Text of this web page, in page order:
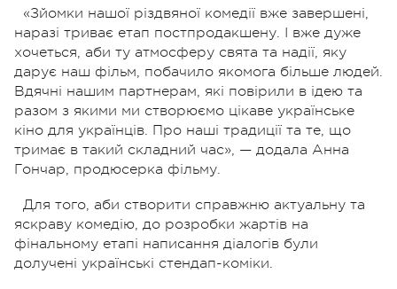
«Зйомки нашої різдвяної комедії вже завершені,
наразі триває етап постпродакшену. І вже дуже
хочеться, аби ту атмосферу свята та надії, яку
дарує наш фільм, побачило якомога більше людей.
Вдячні нашим партнерам, які повірили в ідею та
разом з якими ми створюємо цікаве українське
кіно для українців. Про наші традиції та те, що
тримає в такий складний час», — додала Анна
Гончар, продюсерка фільму.
Для того, аби створити справжню актуальну та
яскраву комедію, до розробки жартів на
фінальному етапі написання діалогів були
долучені українські стендап-коміки.